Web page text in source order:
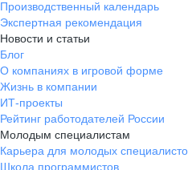
Производственный календарь
Экспертная рекомендация
Новости и статьи
Блог
О компаниях в игровой форме
Жизнь в компании
ИТ-проекты
Рейтинг работодателей России
Молодым специалистам
Карьера для молодых
Школа программистов